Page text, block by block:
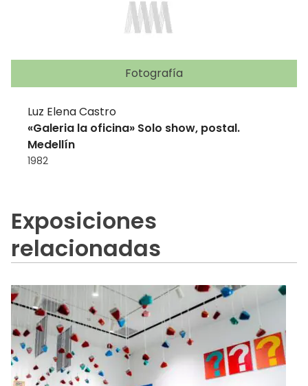
Fotografía
Luz Elena Castro
«Galeria la oficina» Solo show, postal.
Medellín
1982
Exposiciones
relacionadas